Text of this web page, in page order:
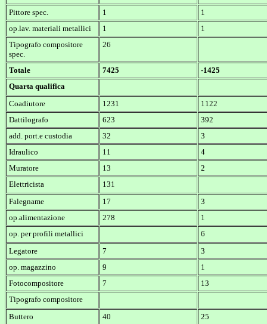
Pittore spec.
1
1
op.lav. materiali metallici
1
1
Tipografo compositore
spec.
26
Totale 7425
-1425
Quarta qualifica
Coadiutore
1231
1122
Dattilografo
623
392
add. port.e custodia
32
3
Idraulico
11
4
Muratore
13
2
Elettricista
131
Falegname
17
3
op.alimentazione
278
1
op. per profili metallici
6
Legatore
7
3
op. magazzino
9
1
Fotocompositore
7
13
Tipografo compositore
Buttero
40 25